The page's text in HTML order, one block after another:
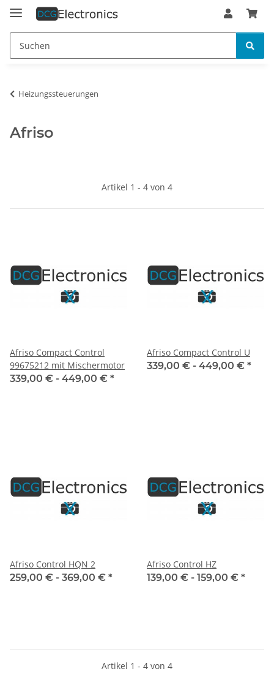
Heizungssteuerungen
Afriso
Artikel 1 - 4 von 4
Afriso Compact Control
99675212 mit Mischermotor
339,00 € - 449,00 € *
Afriso Compact Control U
339,00 € - 449,00 € *
Afriso Control HQN 2
259,00 € - 369,00 € *
Afriso Control HZ
139,00 € - 159,00 € *
Artikel 1 - 4 von 4